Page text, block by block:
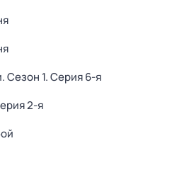
. Сезон 1. Серия 6-я
2-я